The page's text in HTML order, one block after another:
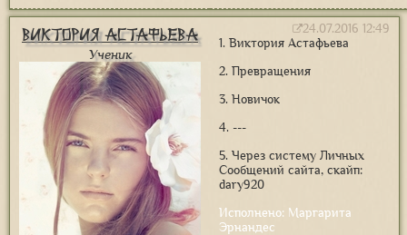
Виктория Астафьева
Ученик
24.07.2016 12:49
1. Виктория Астафьева
2. Превращения
3. Новичок
4. ---
5. Через систему Личных
Сообщений сайта, скайп:
dary920
Исполнено: Маргарита
Эрнандес